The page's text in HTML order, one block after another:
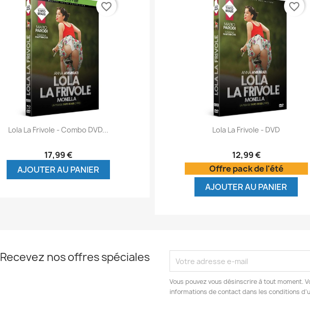
Aperçu rapide
Lola La Frivole - Combo DVD...
17,99 €
AJOUTER AU PANIER
favorite_border
Aperçu rapide
Lola La Frivole - DVD
12,99 €
Offre pack de l'été
AJOUTER AU PANIER
favorite_border
Recevez nos offres spéciales
Vous pouvez vous désinscrire à tout moment.
informations de contact dans les conditions